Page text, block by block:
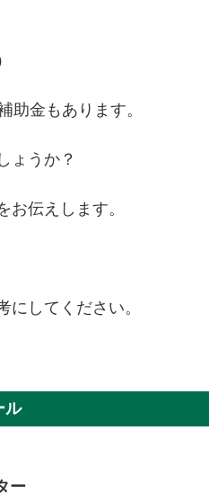
助金もあります。
ょうか？
伝えします。
してください。
ル
ー